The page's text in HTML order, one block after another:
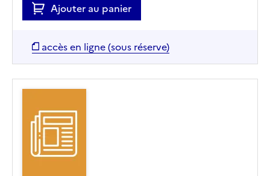
Ajouter au panier
accès en ligne (sous réserve)